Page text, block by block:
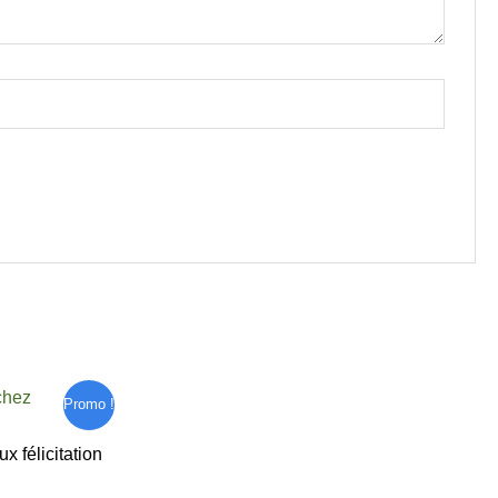
Promo !
félicitation